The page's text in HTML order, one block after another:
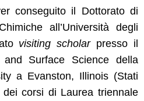
conseguito il Dottorato di
all’Università degli
visiting scholarpresso il
Surface Science della
a Evanston, Illinois (Stati
corsi di Laurea triennale